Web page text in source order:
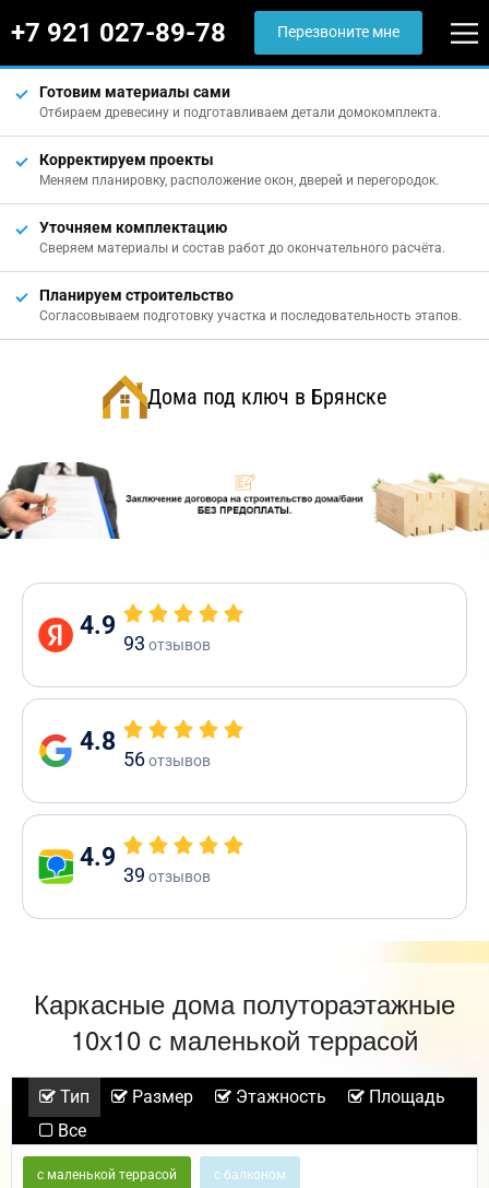
+7 921 027-89-78 Перезвоните мне
Готовим материалы сами
Отбираем древесину и подготавливаем детали домокомплекта.
Корректируем проекты
Меняем планировку, расположение окон, дверей и перегородок.
Уточняем комплектацию
Сверяем материалы и состав работ до окончательного расчёта.
Планируем строительство
Согласовываем подготовку участка и последовательность этапов.
Дома под ключ в Брянске
4.9
93 отзывов
4.8
56отзывов
4.9
39 отзывов
Каркасные дома полутораэтажные
10х10 с маленькой террасой
Тип Размер Этажность
Площадь
Все
с маленькой террасой с балконом